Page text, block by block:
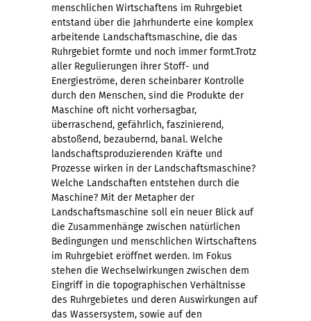
menschlichen Wirtschaftens im Ruhrgebiet
entstand über die Jahrhunderte eine komplex
arbeitende Landschaftsmaschine, die das
Ruhrgebiet formte und noch immer formt.Trotz
aller Regulierungen ihrer Stoff- und
Energieströme, deren scheinbarer Kontrolle
durch den Menschen, sind die Produkte der
Maschine oft nicht vorhersagbar,
überraschend, gefährlich, faszinierend,
abstoßend, bezaubernd, banal. Welche
landschaftsproduzierenden Kräfte und
Prozesse wirken in der Landschaftsmaschine?
Welche Landschaften entstehen durch die
Maschine? Mit der Metapher der
Landschaftsmaschine soll ein neuer Blick auf
die Zusammenhänge zwischen natürlichen
Bedingungen und menschlichen Wirtschaftens
im Ruhrgebiet eröffnet werden. Im Fokus
stehen die Wechselwirkungen zwischen dem
Eingriff in die topographischen Verhältnisse
des Ruhrgebietes und deren Auswirkungen auf
das Wassersystem, sowie auf den